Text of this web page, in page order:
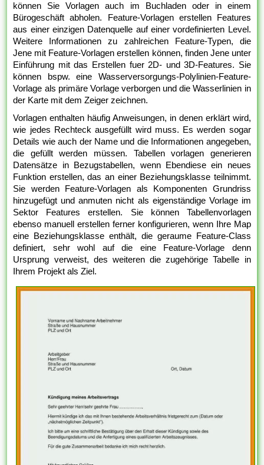
können Sie Vorlagen auch im Buchladen oder in einem
Bürogeschäft abholen. Feature-Vorlagen erstellen Features
aus einer einzigen Datenquelle auf einer vordefinierten Level.
Weitere Informationen zu zahlreichen Feature-Typen, die
Jene mit Feature-Vorlagen erstellen können, finden Jene unter
Einführung mit das Erstellen fuer 2D- und 3D-Features. Sie
können bspw. eine Wasserversorgungs-Polylinien-Feature-
Vorlage als primäre Vorlage verborgen und die Wasserlinien in
der Karte mit dem Zeiger zeichnen.
Vorlagen enthalten häufig Anweisungen, in denen erklärt wird,
wie jedes Rechteck ausgefüllt wird muss. Es werden sogar
Details wie auch der Name und die Informationen angegeben,
die gefüllt werden müssen. Tabellen vorlagen generieren
Datensätze in Bezugstabellen, wenn Ebendiese ein neues
Funktion erstellen, das an einer Beziehungsklasse teilnimmt.
Sie werden Feature-Vorlagen als Komponenten Grundriss
hinzugefügt und anmuten nicht als eigenständige Vorlage im
Sektor Features erstellen. Sie können Tabellenvorlagen
ebenso manuell erstellen ferner konfigurieren, wenn Ihre Map
eine Beziehungsklasse enthält, die geraume Feature-Class
definiert, sehr wohl auf die eine Feature-Vorlage denn
Ursprung verweist, des weiteren die zugehörige Tabelle in
Ihrem Projekt als Ziel.